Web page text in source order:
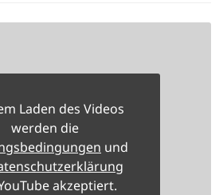
Laden des Videos
werden die
und
akzeptiert.